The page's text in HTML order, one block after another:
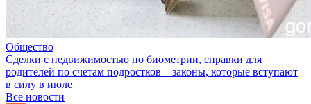
Общество
Сделки с недвижимостью по биометрии, справки для
родителей по счетам подростков – законы, которые вступают
в силу в июле
Все новости